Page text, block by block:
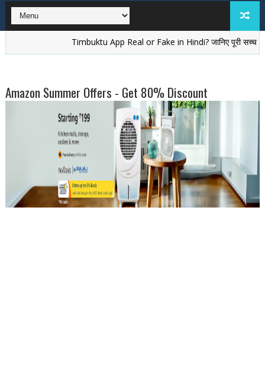
Timbuktu App Real or Fake in Hindi? जानिए पूरी सच्चाई
Amazon Summer Offers - Get 80% Discount